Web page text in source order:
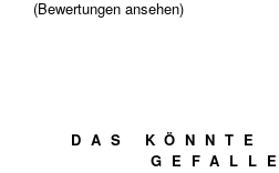
Bewertungen ansehen
DAS KÖNNTE